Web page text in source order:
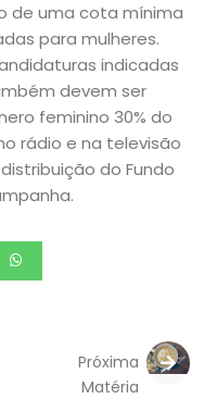
de uma cota mínima
para mulheres.
indicadas
devem ser
feminino 30% do
rádio e na televisão
do Fundo
Próxima
Matéria